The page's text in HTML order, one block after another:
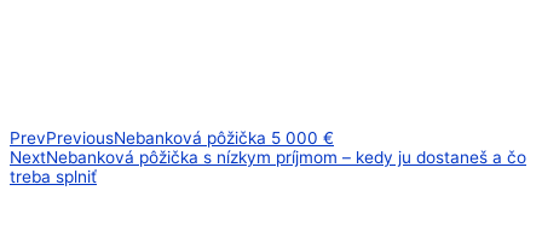
PrevPreviousNebanková pôžička 5 000 €
NextNebanková pôžička s nízkym príjmom – kedy ju dostaneš a čo
treba splniť